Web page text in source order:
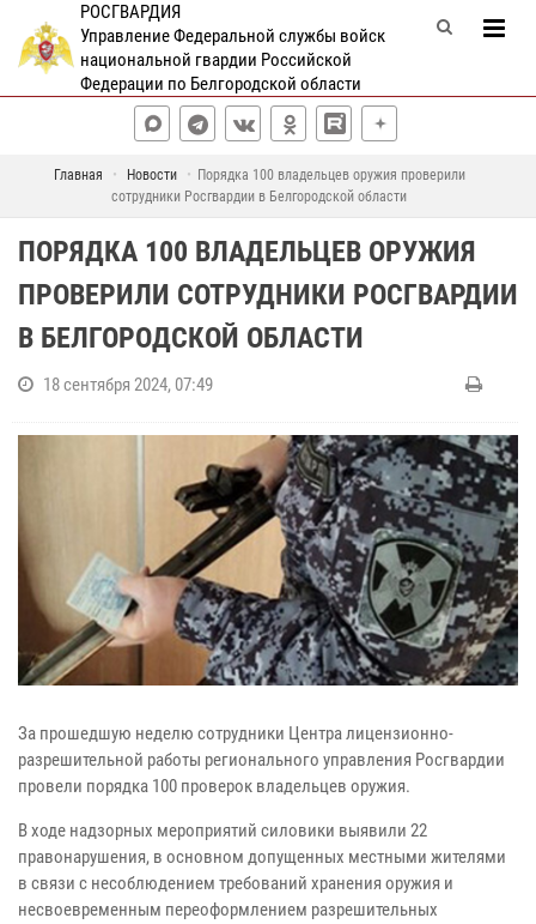
РОСГВАРДИЯ
Управление Федеральной службы войск
национальной гвардии Российской
Федерации по Белгородской области
Главная Новости
Порядка 100 владельцев оружия проверили
сотрудники Росгвардии в Белгородской области
ПОРЯДКА 100 ВЛАДЕЛЬЦЕВ ОРУЖИЯ
ПРОВЕРИЛИ СОТРУДНИКИ РОСГВАРДИИ
В БЕЛГОРОДСКОЙ ОБЛАСТИ
18 сентября 2024, 07:49
За прошедшую неделю сотрудники Центра лицензионно-
разрешительной работы регионального управления Росгвардии
провели порядка 100 проверок владельцев оружия.
В ходе надзорных мероприятий силовики выявили 22
правонарушения, в основном допущенных местными жителями
в связи с несоблюдением требований хранения оружия и
несвоевременным переоформлением разрешительных